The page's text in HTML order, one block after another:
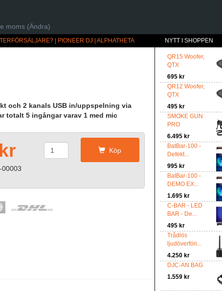
moms (Ändra)
PIONEER DJ | ALPHATHETA NYTT I SHOPPEN
QR15 Woofer,
QTX
695 kr
QR12 Woofer,
QTX
495 kr
SMOKE GUN
PRO
6.495 kr
BatBar-100 -
Defekt...
995 kr
BatBar-100 -
DEMO EX...
1.695 kr
C-BAR - LED
BAR - De...
495 kr
Trådlös
ljudöverföri...
4.250 kr
DJC-AN BAG
1.559 kr
och 2 kanals USB in/uppspelning via
totalt 5 ingångar varav 1 med mic
Köp
00003